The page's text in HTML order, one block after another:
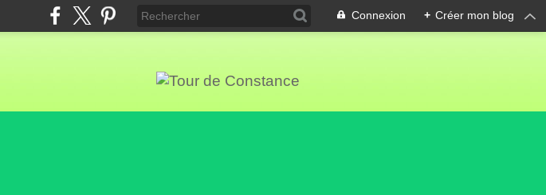
Connexion + Créer mon blog